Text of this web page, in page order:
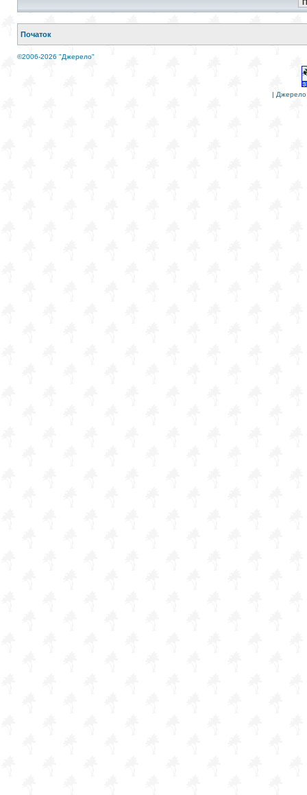
Початок
©2006-2026 "Джерело"
| Джерело